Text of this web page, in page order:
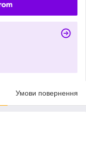
Умови повернення